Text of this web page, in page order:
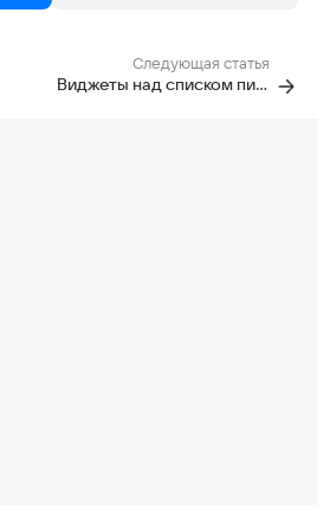
Следующая статья
Виджеты над списком писем